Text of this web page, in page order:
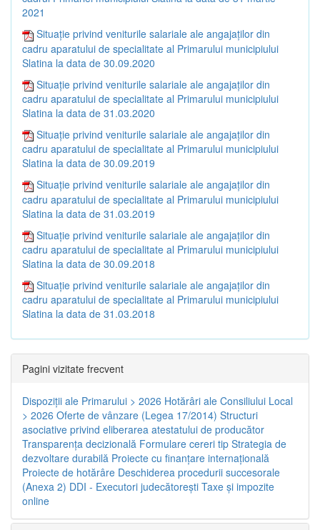
2021
Situație privind veniturile salariale ale angajaților din
cadru aparatului de specialitate al Primarului municipiului
Slatina la data de 30.09.2020
Situație privind veniturile salariale ale angajaților din
cadru aparatului de specialitate al Primarului municipiului
Slatina la data de 31.03.2020
Situație privind veniturile salariale ale angajaților din
cadru aparatului de specialitate al Primarului municipiului
Slatina la data de 30.09.2019
Situație privind veniturile salariale ale angajaților din
cadru aparatului de specialitate al Primarului municipiului
Slatina la data de 31.03.2019
Situație privind veniturile salariale ale angajaților din
cadru aparatului de specialitate al Primarului municipiului
Slatina la data de 30.09.2018
Situație privind veniturile salariale ale angajaților din
cadru aparatului de specialitate al Primarului municipiului
Slatina la data de 31.03.2018
Pagini vizitate frecvent
Dispoziţii ale Primarului > 2026 Hotărâri ale Consiliului Local
> 2026 Oferte de vânzare (Legea 17/2014) Structuri
asociative privind eliberarea atestatului de producător
Transparenţa decizională Formulare cereri tip Strategia de
dezvoltare durabilă Proiecte cu finanţare internaţională
Proiecte de hotărâre Deschiderea procedurii succesorale
(Anexa 2) DDI - Executori judecătorești Taxe şi impozite
online